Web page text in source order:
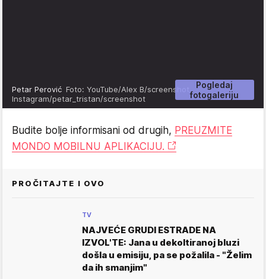
Pogledaj
fotogaleriju
Petar Perović Foto: YouTube/Alex B/screenshot,
Instagram/petar_tristan/screenshot
Budite bolje informisani od drugih, PREUZMITE
MONDO MOBILNU APLIKACIJU.
PROČITAJTE I OVO
TV
NAJVEĆE GRUDI ESTRADE NA
IZVOL'TE: Jana u dekoltiranoj bluzi
došla u emisiju, pa se požalila - "Želim
da ih smanjim"